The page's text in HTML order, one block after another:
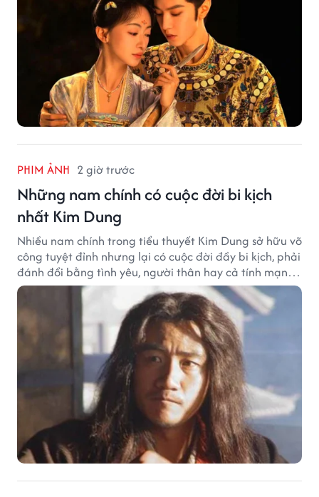
PHIM ẢNH 2 giờ trước
Những nam chính có cuộc đời bi kịch
nhất Kim Dung
Nhiều nam chính trong tiểu thuyết Kim Dung sở hữu võ
công tuyệt đỉnh nhưng lại có cuộc đời đầy bi kịch, phải
đánh đổi bằng tình yêu, người thân hay cả tính mạng,
khiến độc giả không khỏi tiếc nuối.